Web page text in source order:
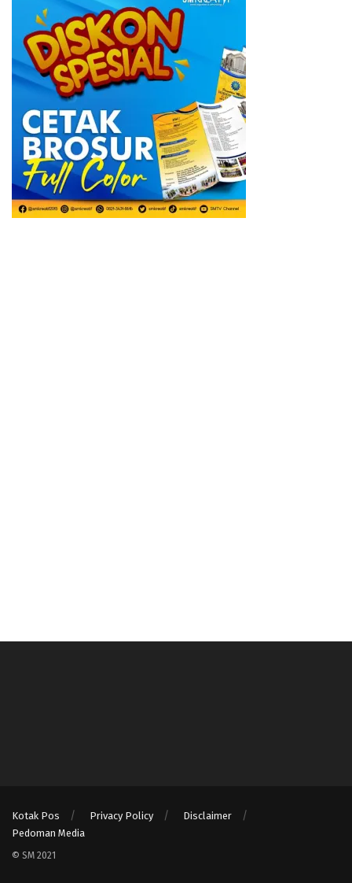
Kotak Pos Privacy Policy
Disclaimer
Pedoman Media
© SM 2021